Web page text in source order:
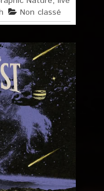
Non classé